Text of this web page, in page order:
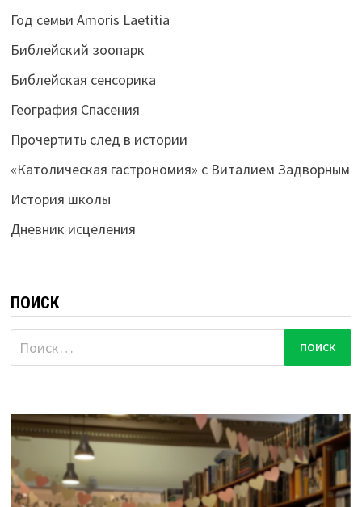
Год семьи Amoris Laetitia
Библейский зоопарк
Библейская сенсорика
География Спасения
Прочертить след в истории
«Католическая гастрономия» с Виталием Задворным
История школы
Дневник исцеления
ПОИСК
Найти: